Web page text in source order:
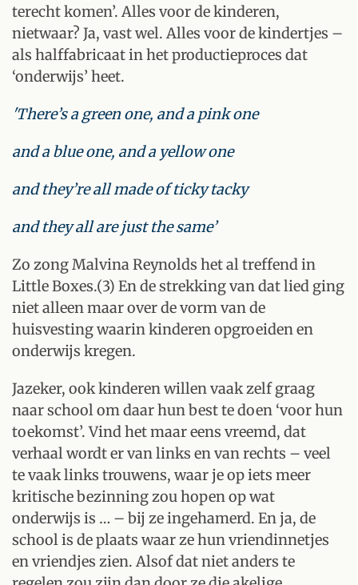
terecht komen’. Alles voor de kinderen,
nietwaar? Ja, vast wel. Alles voor de kindertjes –
als halffabricaat in het productieproces dat
‘onderwijs’ heet.
'There’s a green one, and a pink one
and a blue one, and a yellow one
and they’re all made of ticky tacky
and they all are just the same’
Zo zong Malvina Reynolds het al treffend in
Little Boxes.(3) En de strekking van dat lied ging
niet alleen maar over de vorm van de
huisvesting waarin kinderen opgroeiden en
onderwijs kregen.
Jazeker, ook kinderen willen vaak zelf graag
naar school om daar hun best te doen ‘voor hun
toekomst’. Vind het maar eens vreemd, dat
verhaal wordt er van links en van rechts – veel
te vaak links trouwens, waar je op iets meer
kritische bezinning zou hopen op wat
onderwijs is … – bij ze ingehamerd. En ja, de
school is de plaats waar ze hun vriendinnetjes
en vriendjes zien. Alsof dat niet anders te